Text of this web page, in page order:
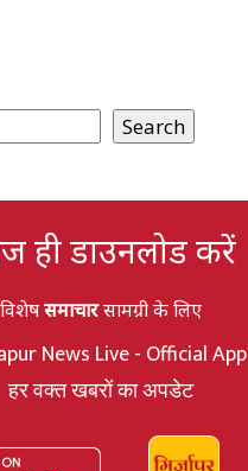
Search
ही डाउनलोड करें
विशेषसमाचारसामग्री के लिए
News Live - Official App
हर वक्त खबरों का अपडेट